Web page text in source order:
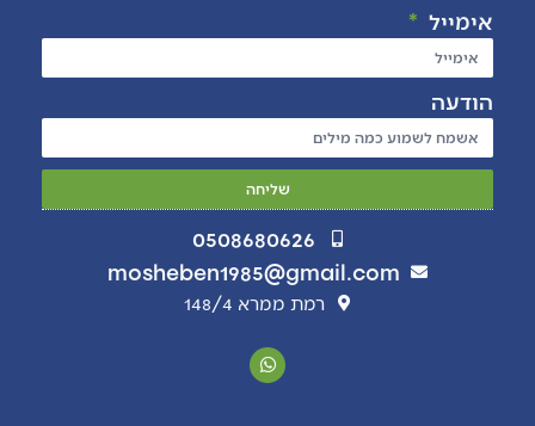
אימייל
הודעה
שליחה
0508680626
mosheben1985@gmail.com
רמת ממרא 148/4